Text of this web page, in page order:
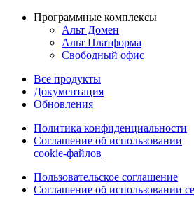
Программные комплексы
Альт Домен
Альт Платформа
Свободный офис
Все продукты
Документация
Обновления
Политика конфиденциальности
Соглашение об использовании
cookie-файлов
Пользовательское соглашение
Соглашение об использовании